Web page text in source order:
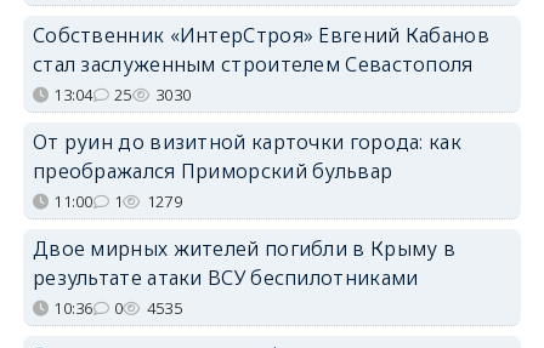
Собственник «ИнтерСтроя» Евгений Кабанов
стал заслуженным строителем Севастополя
13:04 25 3030
От руин до визитной карточки города: как
преображался Приморский бульвар
11:00 1 1279
Двое мирных жителей погибли в Крыму в
результате атаки ВСУ беспилотниками
10:36 0 4535